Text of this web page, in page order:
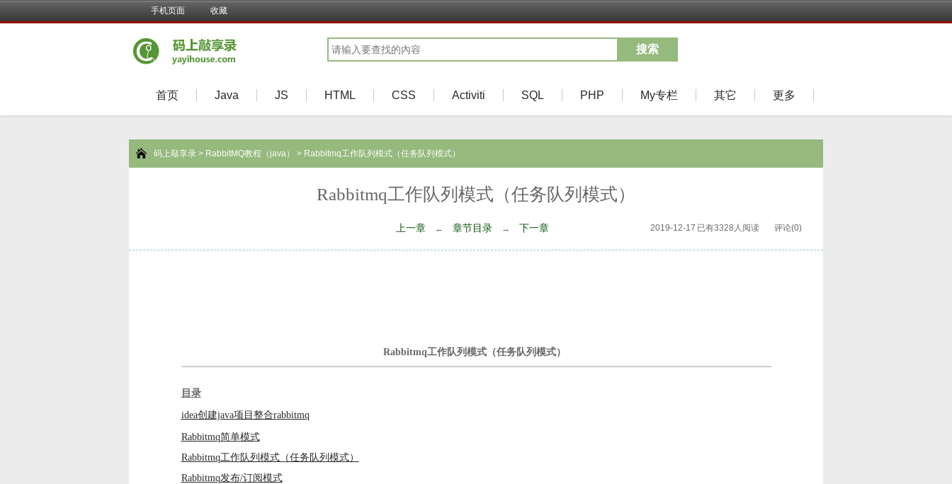
手机页面 收藏
搜索
首页 Java JS HTML CSS Activiti SQL PHP My专栏 其它 更多
码上敲享录 > RabbitMQ教程（java） > Rabbitmq工作队列模式（任务队列模式）
Rabbitmq工作队列模式（任务队列模式）
上一章 ← 章节目录 → 下一章 2019-12-17 已有3328人阅读 评论(0)
Rabbitmq工作队列模式（任务队列模式）
目录
idea创建java项目整合rabbitmq
Rabbitmq简单模式
Rabbitmq工作队列模式（任务队列模式）
Rabbitmq发布/订阅模式